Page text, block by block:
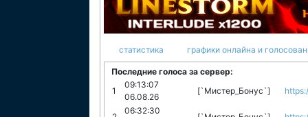
статистика графики онлайна и
Последние голоса за сервер:
1
09:13:07
06.08.26
[`Мистер_Бонус`]
06:32:30